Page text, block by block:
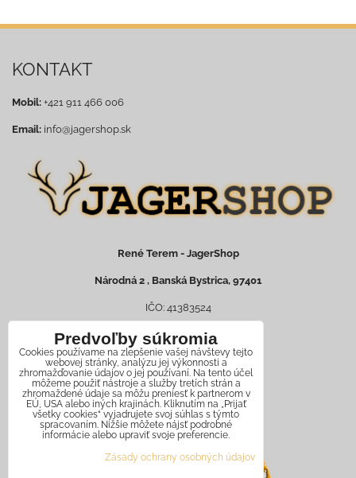
KONTAKT
Mobil: +421 911 466 006
Email: info@jagershop.sk
René Terem - JagerShop
Národná 2 , Banská Bystrica, 97401
IČO: 41383524
DIČ: 1073617479
IČ DPH: SK1073617479
Zapísaný v živ. reg. č. 620-22813
Predvoľby súkromia
Cookies používame na zlepšenie vašej návštevy tejto
webovej stránky, analýzu jej výkonnosti a
zhromažďovanie údajov o jej používaní. Na tento účel
môžeme použiť nástroje a služby tretích strán a
zhromaždené údaje sa môžu preniesť k partnerom v
EÚ, USA alebo iných krajinách. Kliknutím na „Prijať
všetky cookies“ vyjadrujete svoj súhlas s týmto
spracovaním. Nižšie môžete nájsť podrobné
informácie alebo upraviť svoje preferencie.
Zásady ochrany osobných údajov